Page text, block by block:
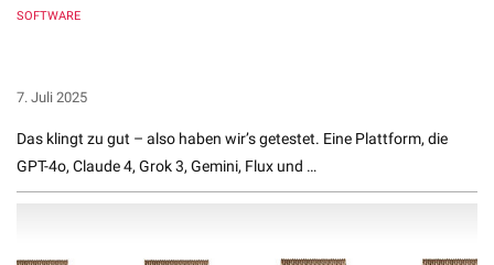
SOFTWARE
7. Juli 2025
Das klingt zu gut – also haben wir’s getestet. Eine Plattform, die
GPT-4o, Claude 4, Grok 3, Gemini, Flux und …